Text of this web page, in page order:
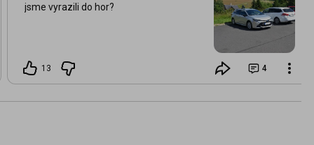
jsme vyrazili do hor?
13 4